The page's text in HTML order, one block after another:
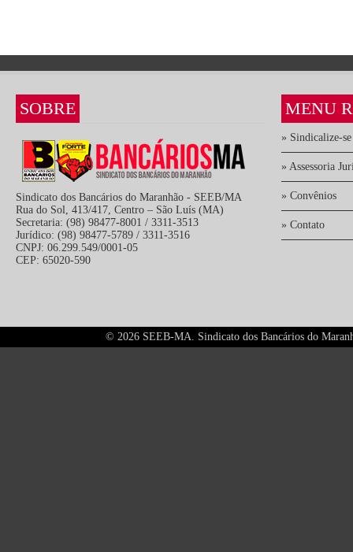
SOBRE
Sindicato dos Bancários do Maranhão - SEEB/MA
Rua do Sol, 413/417, Centro – São Luís (MA)
Secretaria: (98) 98477-8001 / 3311-3513
Jurídico: (98) 98477-5789 / 3311-3516
CNPJ: 06.299.549/0001-05
CEP: 65020-590
MENU
» Sindicalize-se
» Assessoria
» Convênios
» Contato
© 2026 SEEB-MA. Sindicato dos Bancários do